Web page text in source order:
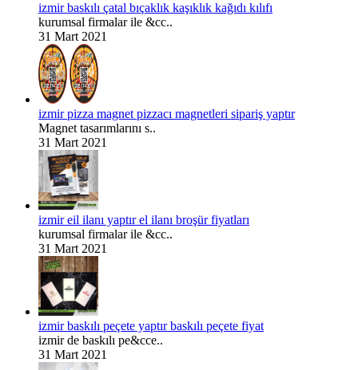
izmir baskılı çatal bıçaklık kaşıklık kağıdı kılıfı
kurumsal firmalar ile &cc..
31 Mart 2021
izmir pizza magnet pizzacı magnetleri sipariş yaptır
Magnet tasarımlarını s..
31 Mart 2021
izmir eil ilanı yaptır el ilanı broşür fiyatları
kurumsal firmalar ile &cc..
31 Mart 2021
izmir baskılı peçete yaptır baskılı peçete fiyat
izmir de baskılı pe&cce..
31 Mart 2021